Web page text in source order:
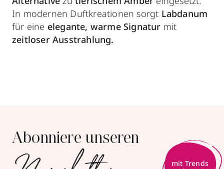
In modernen Duftkreationen sorgt Labdanum
für eine elegante, warme Signatur mit
zeitloser Ausstrahlung.
Abonniere unseren
mit Trends